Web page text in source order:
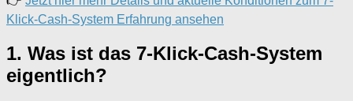
Klick-Cash-System Erfahrung ansehen
1. Was ist das 7-Klick-Cash-System
eigentlich?